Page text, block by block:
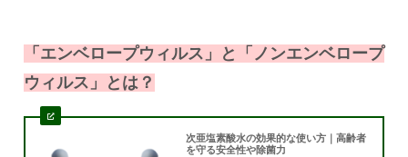
「エンベロープウィルス」と「ノンエンベロープ
ウィルス」とは？
次亜塩素酸水の効果的な使い方｜高齢者
を守る安全性や除菌力